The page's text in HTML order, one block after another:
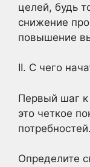
целей, будь
снижение
повышение
II. С чего
Первый шаг
это четкое
потребностей.
Определите